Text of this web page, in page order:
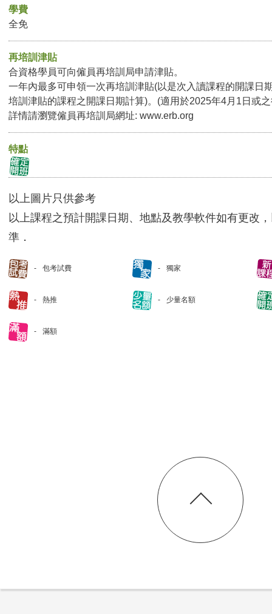
學費
全免
再培訓津貼
合資格學員可向僱員再培訓局申請津貼。
一年內最多可申領一次再培訓津貼(以是次入讀課程的開課日
培訓津貼的課程之開課日期計算)。(適用於2025年4月1日或
詳情請瀏覽僱員再培訓局網址: www.erb.org
特點
以上圖片只供參考
以上課程之預計開課日期、地點及教學軟件如有更改
準．
包考試費 獨家
熱推 少量名額
滿額